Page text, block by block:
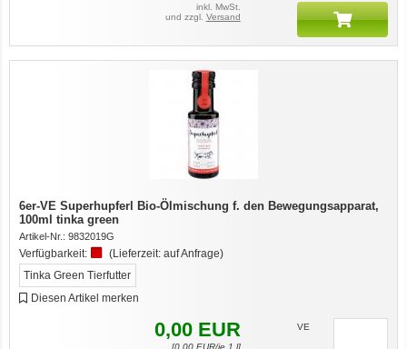
inkl. MwSt.
und zzgl. Versand
6er-VE Superhupferl Bio-Ölmischung f. den Bewegungsapparat,
100ml tinka green
Artikel-Nr.: 9832019G
Verfügbarkeit: (Lieferzeit:auf Anfrage)
Tinka Green Tierfutter
Diesen Artikel merken
0,00 EUR
[0,00EUR/je 1 l]
VE